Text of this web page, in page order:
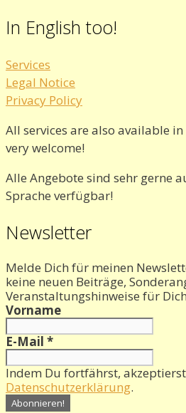
In English too!
Services
Legal Notice
Privacy Policy
All services are also available
very welcome!
Alle Angebote sind sehr gerne
Sprache verfügbar!
Newsletter
Melde Dich für meinen
keine neuen Beiträge,
Veranstaltungshinweise für
Vorname
E-Mail *
Indem Du fortfährst,
Datenschutzerklärung.